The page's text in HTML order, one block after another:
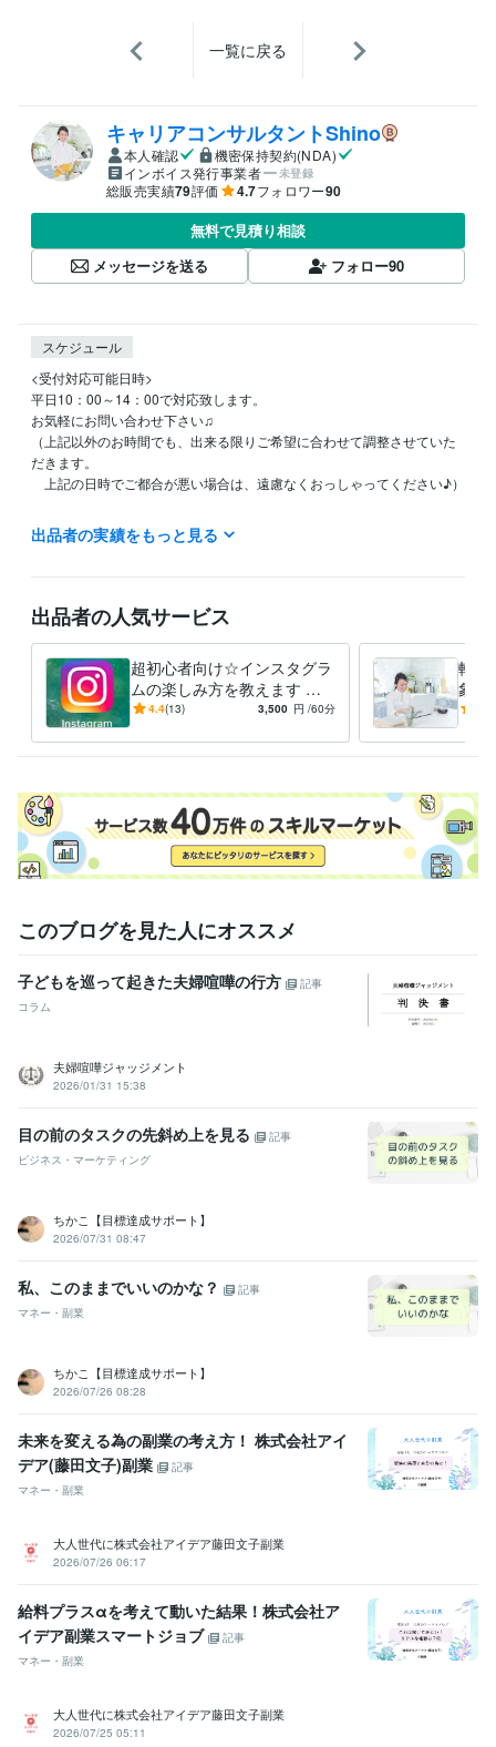
一覧に戻る
キャリアコンサルタントShino
本人確認
機密保持契約(NDA)
インボイス発行事業者
未登録
総販売実績79評価 4.7フォロワー90
無料で見積り相談
メッセージを送る
フォロー90
スケジュール
<受付対応可能日時>
平日10：00～14：00で対応致します。
お気軽にお問い合わせ下さい♫
（上記以外のお時間でも、出来る限りご希望に合わせて調整させていた
だきます。
上記の日時でご都合が悪い場合は、遠慮なくおっしゃってください♪）
ご返信遅くなる可能性ございますが、出来る限り24時間以内には返信さ
せていただきます。予めご了承くださいませ。
予め、ご了承ください。
経験職種
カスタマーサポート・カスタマーサクセス / コールセンター管理・運
経験年数 : 5年
事務・ビジネスサポート / 事務（一般事務） 経験年数 : 9年
ライフスタイル・その他 / カウンセラー・コーチ 経験年数 : 2年
資格・検定
キャリアコンサルタント 取得年 : 2017年
日商簿記検定2級 取得年 : 2009年
2級FP技能士 取得年 : 2010年
得意分野
語学力
英語 日常会話レベル
出品者の実績をもっと見る
出品者の人気サービス
超初心者向け☆インスタグラ
ムの楽しみ方を教えます イ
ンスタグラムを使ったことが
方へ
4.4(13) 3,500 円 /60分
転職
象：
前で
このブログを見た人にオススメ
子どもを巡って起きた夫婦喧嘩の行方
記事
コラム
夫婦喧嘩ジャッジメント
2026/01/31 15:38
目の前のタスクの先斜め上を見る
記事
ビジネス・マーケティング
ちかこ【目標達成サポート】
2026/07/31 08:47
私、このままでいいのかな？
記事
マネー・副業
ちかこ【目標達成サポート】
2026/07/26 08:28
未来を変える為の副業の考え方！ 株式会社アイ
デア(藤田文子)副業
記事
マネー・副業
大人世代に株式会社アイデア藤田文子副業
2026/07/26 06:17
給料プラスαを考えて動いた結果！株式会社ア
イデア副業スマートジョブ
記事
マネー・副業
大人世代に株式会社アイデア藤田文子副業
2026/07/25 05:11